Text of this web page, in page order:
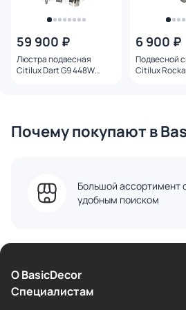
59 900 ₽
Люстра подвесная
Citilux Dart G9 448W
6 900 ₽
Подвесной
Citilux
Почему покупают в
Большой ассортимент
удобным поиском
О BasicDecor
Cпециалистам